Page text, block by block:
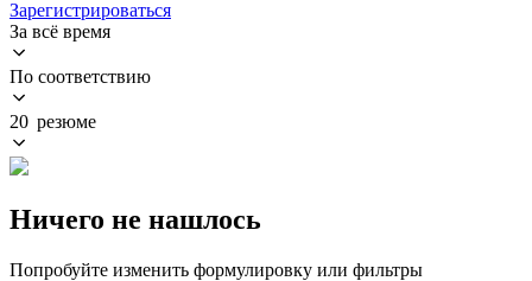
Зарегистрироваться
За всё время
По соответствию
20 резюме
Ничего не нашлось
Попробуйте изменить формулировку или фильтры